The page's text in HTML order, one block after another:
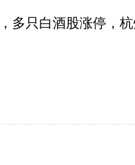
多只白酒股涨停，